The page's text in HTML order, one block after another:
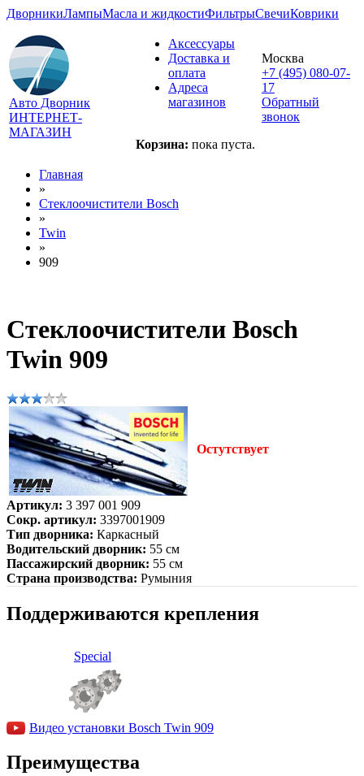
ДворникиЛампыМасла и жидкостиФильтрыСвечиКоврики
Авто Дворник
ИНТЕРНЕТ-
МАГАЗИН
Аксессуары
Доставка и
оплата
Адреса
магазинов
Корзина: пока пуста.
Москва
+7 (495) 080-07-
17
Обратный
звонок
Главная
»
Стеклоочистители Bosch
»
Twin
»
909
Стеклоочистители Bosch
Twin 909
Остутствует
Артикул: 3 397 001 909
Сокр. артикул: 3397001909
Тип дворника: Каркасный
Водительский дворник: 55 см
Пассажирский дворник: 55 см
Страна производства: Румыния
Поддерживаются крепления
Special
Видео установки Bosch Twin 909
Преимущества